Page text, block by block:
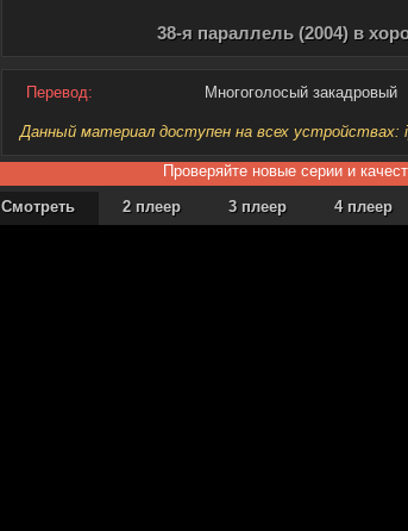
38-я параллель (2004) в
Перевод: Многоголосый закадровый
Данный материал доступен на всех устройствах:
Проверяйте новые серии и
Смотреть
2 плеер 3 плеер 4 плеер